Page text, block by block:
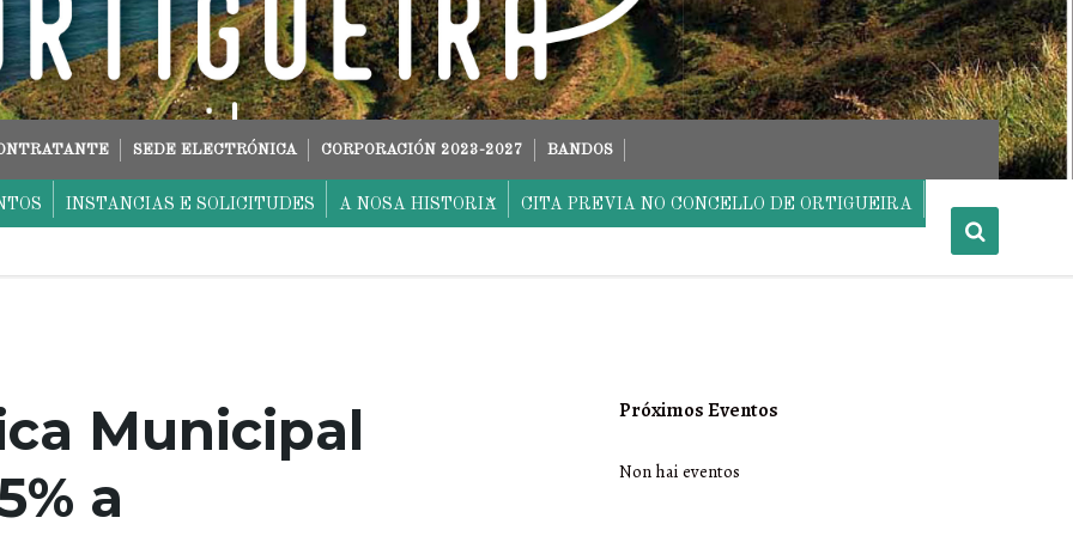
SEDE ELECTRÓNICA CORPORACIÓN 2023-2027 BANDOS
INSTANCIAS E SOLICITUDES A NOSA HISTORIA CITA PREVIA NO CONCELLO DE ORTIGUEIRA
Municipal
a
Próximos Eventos
Non hai eventos